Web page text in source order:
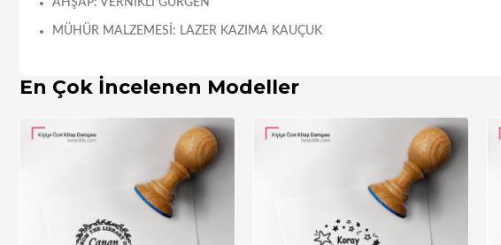
AHŞAP: VERNIKLI GÜRGEN
MÜHÜR MALZEMESI: LAZER KAZIMA KAUÇUK
En Çok İncelenen Modeller